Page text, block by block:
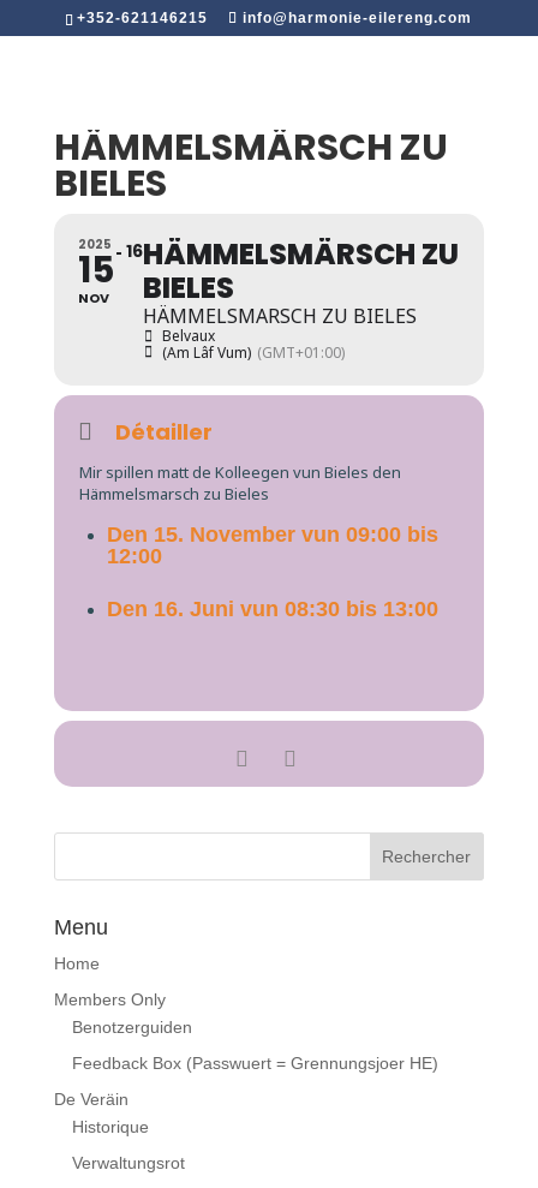
+352-621146215 info@harmonie-eilereng.com
HÄMMELSMÄRSCH ZU
BIELES
2025
15
NOV
16HÄMMELSMÄRSCH ZU
BIELES
HÄMMELSMARSCH ZU BIELES
Belvaux
(Am Lâf Vum) (GMT+01:00)
Détailler
Mir spillen matt de Kolleegen vun Bieles den
Hämmelsmarsch zu Bieles
Den 15. November vun 09:00 bis
12:00
Den 16. Juni vun 08:30 bis 13:00
Menu
Home
Members Only
Benotzerguiden
Feedback Box (Passwuert = Grennungsjoer HE)
De Veräin
Historique
Verwaltungsrot